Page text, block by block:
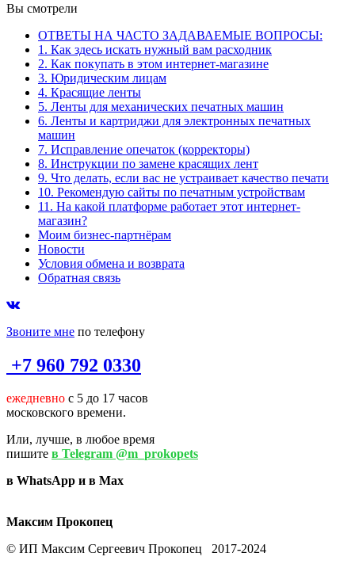
Вы смотрели
ОТВЕТЫ НА ЧАСТО ЗАДАВАЕМЫЕ ВОПРОСЫ:
1. Как здесь искать нужный вам расходник
2. Как покупать в этом интернет-магазине
3. Юридическим лицам
4. Красящие ленты
5. Ленты для механических печатных машин
6. Ленты и картриджи для электронных печатных
машин
7. Исправление опечаток (корректоры)
8. Инструкции по замене красящих лент
9. Что делать, если вас не устраивает качество печати
10. Рекомендую сайты по печатным устройствам
11. На какой платформе работает этот интернет-
магазин?
Моим бизнес-партнёрам
Новости
Условия обмена и возврата
Обратная связь
Звоните мне по телефону
+7 960 792 0330
ежедневно с 5 до 17 часов
московского времени.
Или, лучше, в любое время
пишите в Telegram @m_prokopets
в WhatsApp и в Max
Максим Прокопец
© ИП Максим Сергеевич Прокопец 2017-2024